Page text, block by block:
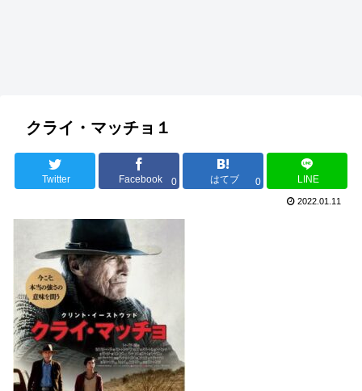
クライ・マッチョ１
Twitter Facebook 0 はてブ 0 LINE
2022.01.11